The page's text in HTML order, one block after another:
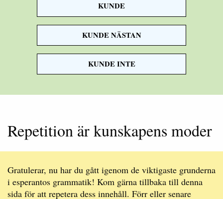
Musen
springer under
sängen.
KUNDE
KUNDE NÄSTAN
KUNDE INTE
Repetition är kunskapens moder
Gratulerar, nu har du gått igenom de viktigaste grunderna
i esperantos grammatik! Kom gärna tillbaka till denna
sida för att repetera dess innehåll. Förr eller senare